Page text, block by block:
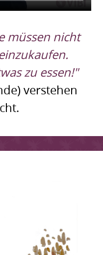
müssen nicht
zu essen!"
verstehen